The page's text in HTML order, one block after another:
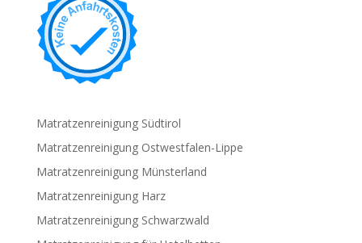
Matratzenreinigung Südtirol
Matratzenreinigung Ostwestfalen-Lippe
Matratzenreinigung Münsterland
Matratzenreinigung Harz
Matratzenreinigung Schwarzwald